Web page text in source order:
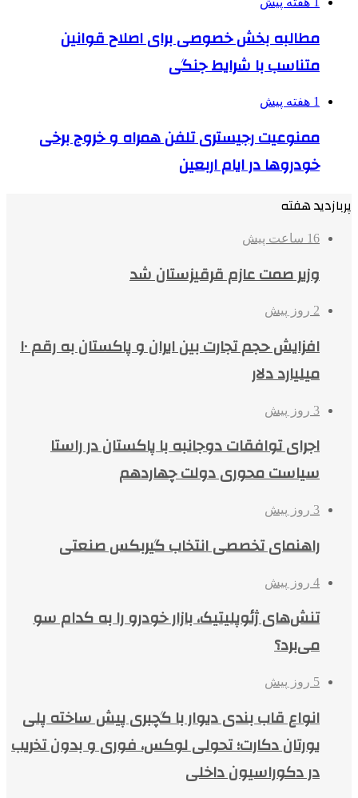
مطالبه بخش خصوصی برای اصلاح قوانین
متناسب با شرایط جنگی
1 هفته پیش
ممنوعیت رجیستری تلفن همراه و خروج برخی
خودروها در ایام اربعین
پربازدید هفته
16 ساعت پیش
وزیر صمت عازم قرقیزستان شد
2 روز پیش
افزایش حجم تجارت بین ایران و پاکستان به رقم ۱۰
میلیارد دلار
3 روز پیش
اجرای توافقات دوجانبه با پاکستان در راستا
سیاست محوری دولت چهاردهم
3 روز پیش
راهنمای تخصصی انتخاب گیربکس صنعتی
4 روز پیش
تنش‌های ژئوپلیتیک، بازار خودرو را به کدام سو
می‌برد؟
5 روز پیش
انواع قاب بندی دیوار با گچبری پیش ساخته پلی
یورتان دکارت؛ تحولی لوکس، فوری و بدون تخریب
در دکوراسیون داخلی